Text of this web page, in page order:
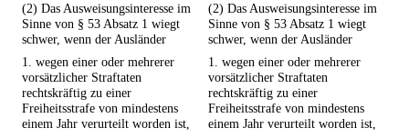
(2) Das Ausweisungsinteresse im
Sinne von § 53 Absatz 1 wiegt
schwer, wenn der Ausländer
(2) Das Ausweisungsinteresse im
Sinne von § 53 Absatz 1 wiegt
schwer, wenn der Ausländer
1. wegen einer oder mehrerer
vorsätzlicher Straftaten
rechtskräftig zu einer
Freiheitsstrafe von mindestens
einem Jahr verurteilt worden ist,
1. wegen einer oder mehrerer
vorsätzlicher Straftaten
rechtskräftig zu einer
Freiheitsstrafe von mindestens
einem Jahr verurteilt worden ist,